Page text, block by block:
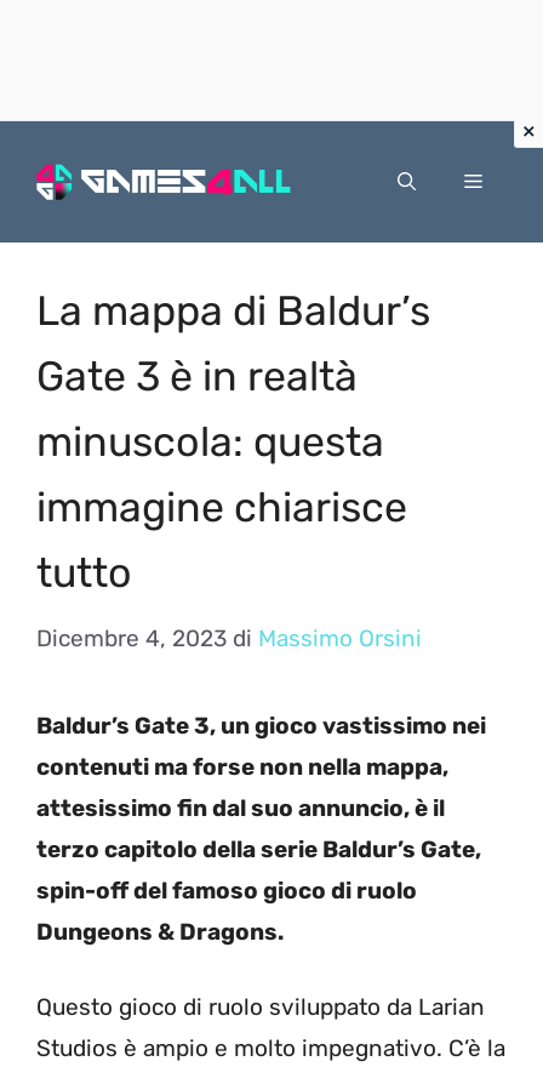
Menu
La mappa di Baldur’s
Gate 3 è in realtà
minuscola: questa
immagine chiarisce
tutto
Dicembre 4, 2023 di Massimo Orsini
Baldur’s Gate 3, un gioco vastissimo nei
contenuti ma forse non nella mappa,
attesissimo fin dal suo annuncio, è il
terzo capitolo della serie Baldur’s Gate,
spin-off del famoso gioco di ruolo
Dungeons & Dragons.
Questo gioco di ruolo sviluppato da Larian
Studios è ampio e molto impegnativo. C’è la